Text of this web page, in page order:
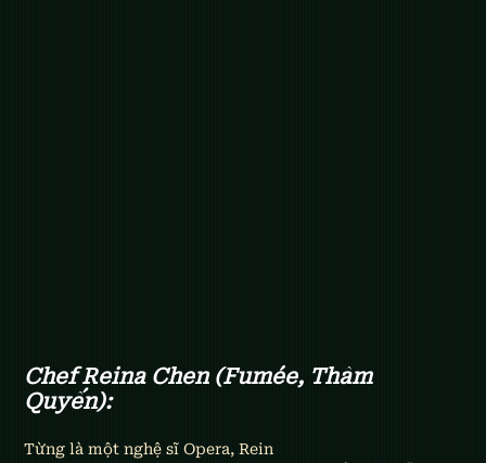
Chef Reina Chen (Fumée, Thâm
Quyến):
Từng là một nghệ sĩ Opera, Rein